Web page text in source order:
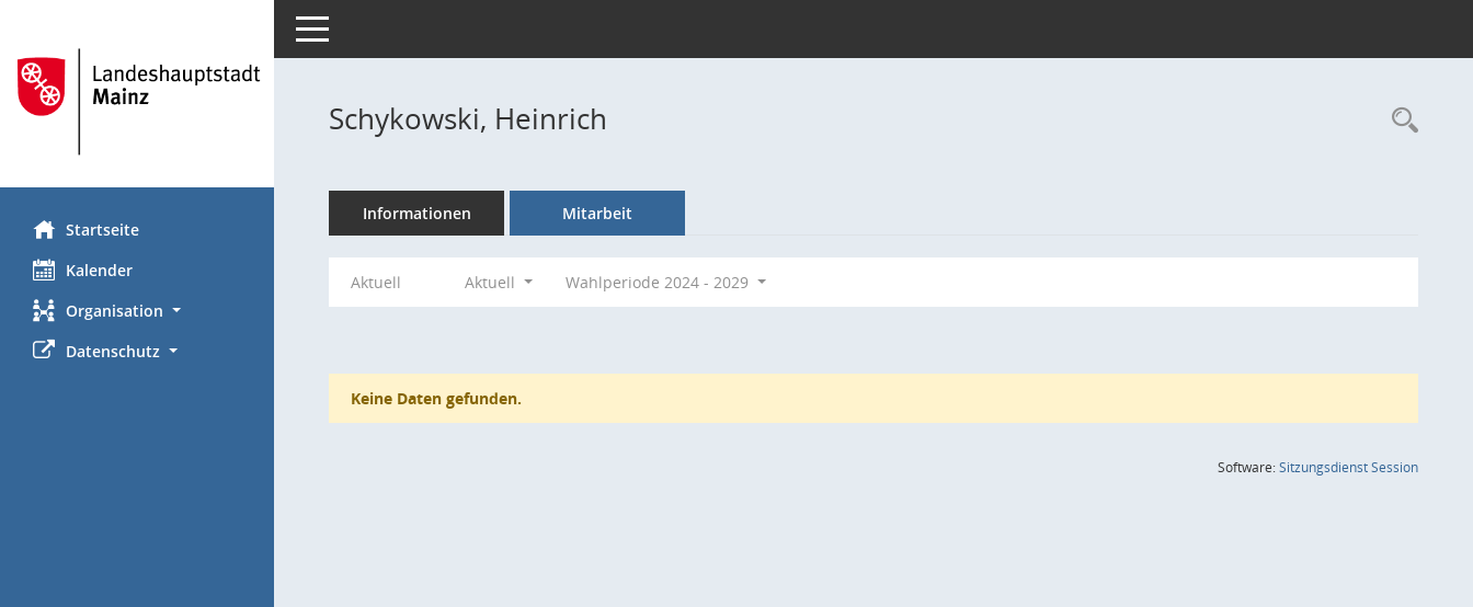
Startseite
Kalender
Organisation
Datenschutz
Toggle navigation
Schykowski, Heinrich
Informationen Mitarbeit
Aktuell Aktuell Wahlperiode 2024 - 2029
Keine Daten gefunden.
Software:SitzungsdienstSession(Wird in